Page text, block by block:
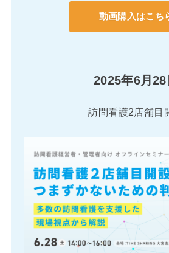
動画購入はこち
2025年6月28
訪問看護2店舗目